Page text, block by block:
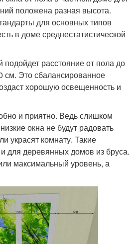
положена разная высота.
для основных типов
в доме среднестатистической
расстояние от пола до
см. Это сбалансированное
хорошую освещенность и
и приятно. Ведь слишком
окна не будут радовать
украсят комнату. Такие
для деревянных домов из бруса.
максимальный уровень, а